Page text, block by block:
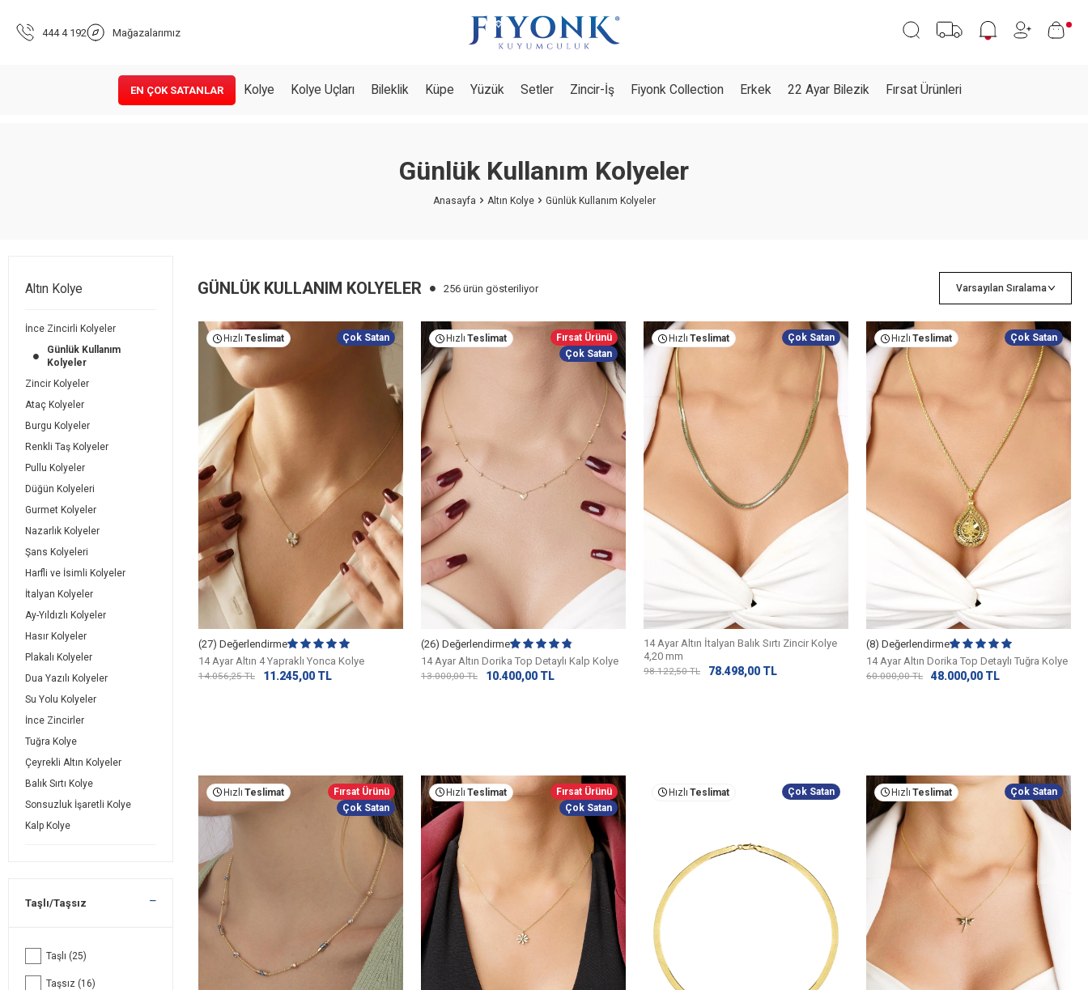
444 4 192 Mağazalarımız
EN ÇOK SATANLAR Kolye Kolye Uçları Bileklik Küpe Yüzük Setler Zincir-İş Fiyonk Collection Erkek 22 Ayar Bilezik Fırsat Ürünleri
Günlük Kullanım Kolyeler
Anasayfa Altın Kolye Günlük Kullanım Kolyeler
Altın Kolye
İnce Zincirli Kolyeler
Günlük Kullanım
Kolyeler
Zincir Kolyeler
Ataç Kolyeler
Burgu Kolyeler
Renkli Taş Kolyeler
Pullu Kolyeler
Düğün Kolyeleri
Gurmet Kolyeler
Nazarlık Kolyeler
Şans Kolyeleri
Harfli ve İsimli Kolyeler
İtalyan Kolyeler
Ay-Yıldızlı Kolyeler
Hasır Kolyeler
Plakalı Kolyeler
Dua Yazılı Kolyeler
Su Yolu Kolyeler
İnce Zincirler
Tuğra Kolye
Çeyrekli Altın Kolyeler
Balık Sırtı Kolye
Sonsuzluk İşaretli Kolye
Kalp Kolye
Taşlı/Taşsız
Taşlı (25)
Taşsız (16)
GÜNLÜK KULLANIM KOLYELER 256 ürün gösteriliyor
Hızlı Teslimat Çok Satan
(27) Değerlendirme
14 Ayar Altın 4 Yapraklı Yonca Kolye
14.056,25TL 11.245,00 TL
Hızlı Teslimat
Fırsat Ürünü
Çok Satan
(26) Değerlendirme
14 Ayar Altın Dorika Top Detaylı Kalp Kolye
13.000,00TL 10.400,00 TL
Hızlı Teslimat Çok Satan
14 Ayar Altın İtalyan Balık Sırtı Zincir Kolye
4,20 mm
98.122,50TL 78.498,00 TL
Hızlı Teslimat Çok Satan
(8) Değerlendirme
14 Ayar Altın Dorika Top Detaylı Tuğra Kolye
60.000,00TL 48.000,00 TL
Hızlı Teslimat
Fırsat Ürünü
Çok Satan
Hızlı Teslimat
Fırsat Ürünü
Çok Satan
Hızlı Teslimat Çok Satan Hızlı Teslimat Çok Satan